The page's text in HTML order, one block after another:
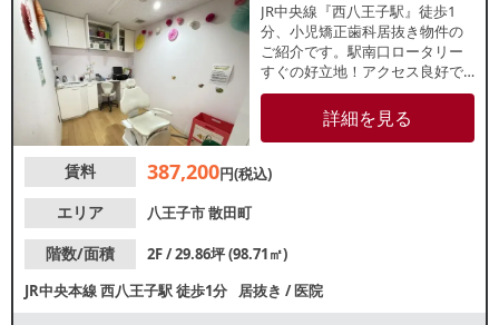
JR中央線『西八王子駅』徒歩1
分、小児矯正歯科居抜き物件の
ご紹介です。駅南口ロータリー
すぐの好立地！アクセス良好で
通いやすい立地です。クリニッ
ク、美容サロンなど類似業態ご
希望の方におすすめの物件で
ください。
詳細を見る
賃料 387,200円(税込)
エリア
八王子市散田町
階数/面積
2F / 29.86坪 (98.71㎡)
JR中央本線西八王子駅徒歩1分 居抜き /医院